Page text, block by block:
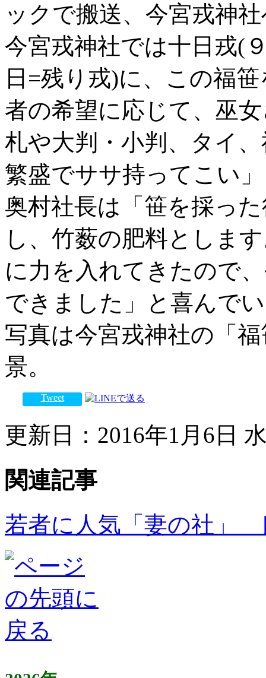
ックで搬送、今宮戎神
今宮戎神社では十日戎(
日=残り戎)に、この福
者の希望に応じて、巫
札や大判・小判、タイ
繁盛でササ持ってこい
奥村社長は「笹を採っ
し、竹薮の肥料としま
に力を入れてきたので
できました」と喜んで
写真は今宮戎神社の「
景。
Tweet
更新日：2016年1月6日
関連記事
若者に人気「妻の社」